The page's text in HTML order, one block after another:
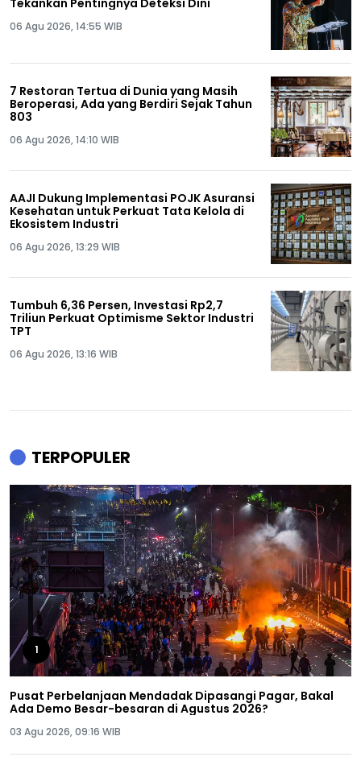
06 Agu 2026, 14:55 WIB
7 Restoran Tertua di Dunia yang Masih
Beroperasi, Ada yang Berdiri Sejak Tahun
803
06 Agu 2026, 14:10 WIB
AAJI Dukung Implementasi POJK Asuransi
Kesehatan untuk Perkuat Tata Kelola di
Ekosistem Industri
06 Agu 2026, 13:29 WIB
Tumbuh 6,36 Persen, Investasi Rp2,7
Triliun Perkuat Optimisme Sektor Industri
TPT
06 Agu 2026, 13:16 WIB
TERPOPULER
1
Pusat Perbelanjaan Mendadak Dipasangi Pagar, Bakal
Ada Demo Besar-besaran di Agustus 2026?
03 Agu 2026, 09:16 WIB